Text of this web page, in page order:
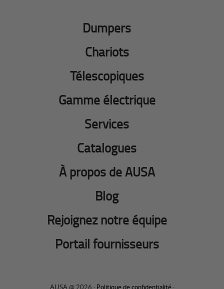
Dumpers
Chariots
Télescopiques
Gamme électrique
Services
Catalogues
À propos de AUSA
Blog
Rejoignez notre équipe
Portail fournisseurs
AUSA @ 2026 · Politique de confidentialité·